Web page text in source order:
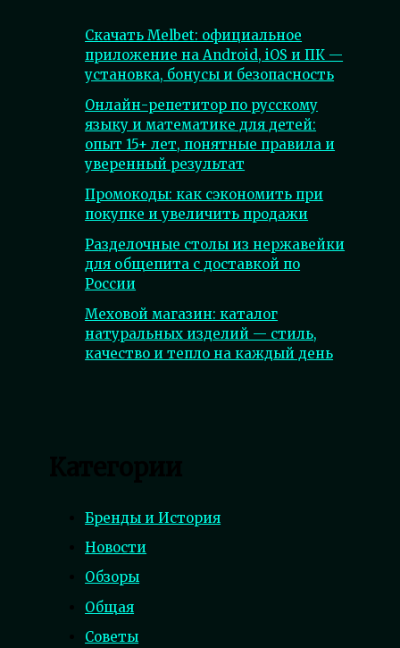
Скачать Melbet: официальное
приложение на Android, iOS и ПК —
установка, бонусы и безопасность
Онлайн-репетитор по русскому
языку и математике для детей:
опыт 15+ лет, понятные правила и
уверенный результат
Промокоды: как сэкономить при
покупке и увеличить продажи
Разделочные столы из нержавейки
для общепита с доставкой по
России
Меховой магазин: каталог
натуральных изделий — стиль,
качество и тепло на каждый день
Бренды и История
Новости
Обзоры
Общая
Советы